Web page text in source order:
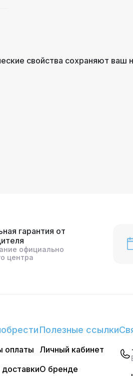
свойства сохраняют ваш
гарантия от
официально
центра
оплаты
Полезные ссылки
Личный кабинет
О бренде